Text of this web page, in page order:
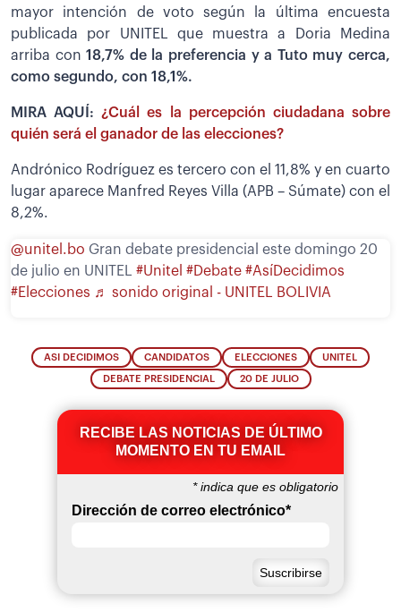
mayor intención de voto según la última encuesta
publicada por UNITEL que muestra a Doria Medina
arriba con18,7% de la preferencia y a Tuto muy cerca,
como segundo, con 18,1%.
MIRA AQUÍ:¿Cuál es la percepción ciudadana sobre
quién será el ganador de las elecciones?
Andrónico Rodríguez es tercero con el 11,8% y en cuarto
lugar aparece Manfred Reyes Villa (APB – Súmate) con el
8,2%.
@unitel.bo Gran debate presidencial este domingo 20
de julio en UNITEL #Unitel #Debate #AsíDecidimos
#Elecciones ♬ sonido original - UNITEL BOLIVIA
ASI DECIDIMOS CANDIDATOS ELECCIONES UNITEL
DEBATE PRESIDENCIAL 20 DE JULIO
RECIBE LAS NOTICIAS DE ÚLTIMO
MOMENTO EN TU EMAIL
*indica que es obligatorio
Dirección de correo electrónico*